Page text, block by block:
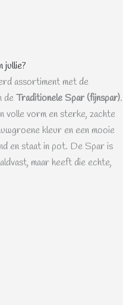
jullie?
assortiment met de
deTraditionele Spar (fijnspar).
volle vorm en sterke, zachte
kleur en een mooie
en staat in pot. De Spar is
maar heeft die echte,